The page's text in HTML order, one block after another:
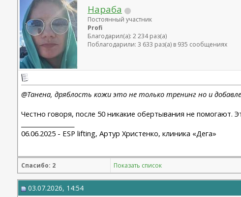
Нараба
Постоянный участник
Profi
Благодарил(а): 2 234 раз(а)
Поблагодарили: 3 633 раз(а) в 935 сообщениях
@Танена, дряблость кожи это не только тренинг но и
Честно говоря, после 50 никакие обертывания не помогают.
06.06.2025 - ESP lifting, Артур Христенко, клиника «Дега»
Спасибо: 2 Показать список
03.07.2026, 14:54